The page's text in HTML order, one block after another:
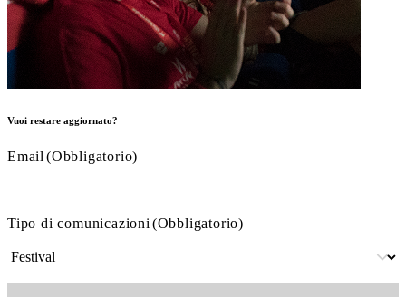
Vuoi restare aggiornato?
Email (Obbligatorio)
Tipo di comunicazioni (Obbligatorio)